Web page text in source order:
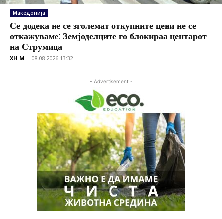
Македонија
Се додека не се зголемат откупните цени не се
откажуваме: Земјоделците го блокираа центарот
на Струмица
XH M - 08.08.2026 13:32
- Advertisement -